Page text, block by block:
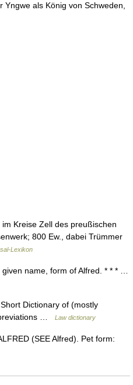
als König von Schweden,
Kreise Zell des preußischen
800 Ew., dabei Trümmer
Lexikon
name, form of Alfred. * * * …
Dictionary of (mostly
…
Law dictionary
(SEE Alfred). Pet form: